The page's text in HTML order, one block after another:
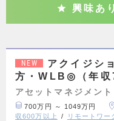
興味あり
NEW
アクイジシ
方・WLB◎（年収
アセットマネジメン
700万円 ～ 1049万円
収600万以上
リモートワー